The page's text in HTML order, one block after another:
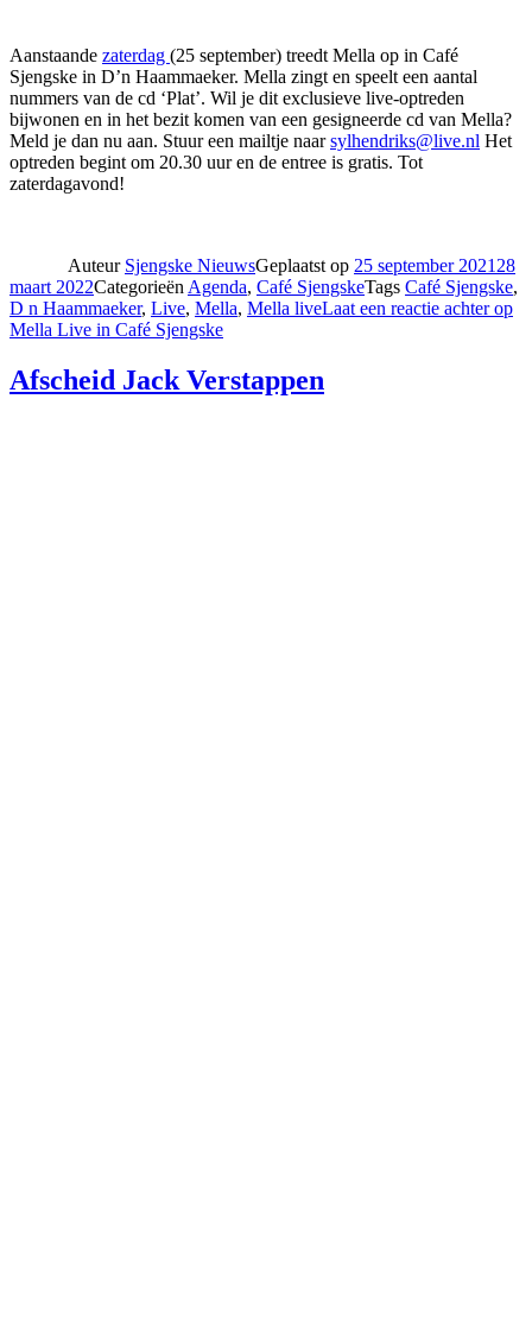
Aanstaande zaterdag (25 september) treedt Mella op in Café
Sjengske in D’n Haammaeker. Mella zingt en speelt een aantal
nummers van de cd ‘Plat’. Wil je dit exclusieve live-optreden
bijwonen en in het bezit komen van een gesigneerde cd van Mella?
Meld je dan nu aan. Stuur een mailtje naarsylhendriks@live.nl Het
optreden begint om 20.30 uur en de entree is gratis. Tot
zaterdagavond!
Auteur Sjengske NieuwsGeplaatst op 25 september 2021 28
maart 2022Categorieën Agenda, Café SjengskeTags Café Sjengske,
D n Haammaeker, Live, Mella, Mella liveLaat een reactie achterop
Mella Live in Café Sjengske
Afscheid Jack Verstappen